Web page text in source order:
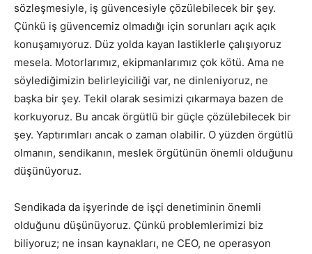
sözleşmesiyle, iş güvencesiyle çözülebilecek bir şey.
Çünkü iş güvencemiz olmadığı için sorunları açık açık
konuşamıyoruz. Düz yolda kayan lastiklerle çalışıyoruz
mesela. Motorlarımız, ekipmanlarımız çok kötü. Ama ne
söylediğimizin belirleyiciliği var, ne dinleniyoruz, ne
başka bir şey. Tekil olarak sesimizi çıkarmaya bazen de
korkuyoruz. Bu ancak örgütlü bir güçle çözülebilecek bir
şey. Yaptırımları ancak o zaman olabilir. O yüzden örgütlü
olmanın, sendikanın, meslek örgütünün önemli olduğunu
düşünüyoruz.
Sendikada da işyerinde de işçi denetiminin önemli
olduğunu düşünüyoruz. Çünkü problemlerimizi biz
biliyoruz; ne insan kaynakları, ne CEO, ne operasyon